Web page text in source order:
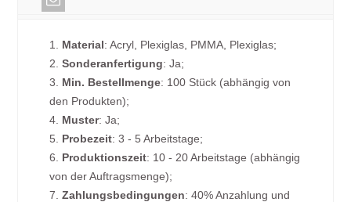
1. Material: Acryl, Plexiglas, PMMA, Plexiglas;
2.Sonderanfertigung: Ja;
3. Min. Bestellmenge: 100 Stück (abhängig von
den Produkten);
4. Muster: Ja;
5.
Probezeit: 3 - 5 Arbeitstage;
6. Produktionszeit: 10 - 20 Arbeitstage (abhängig
von der Auftragsmenge);
7.Zahlungsbedingungen: 40% Anzahlung und